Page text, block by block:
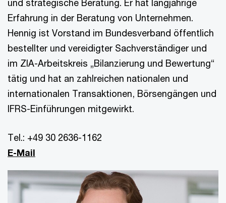
und strategische Beratung. Er hat langjährige
Erfahrung in der Beratung von Unternehmen.
Hennig ist Vorstand im Bundesverband öffentlich
bestellter und vereidigter Sachverständiger und
im ZIA-Arbeitskreis „Bilanzierung und Bewertung“
tätig und hat an zahlreichen nationalen und
internationalen Transaktionen, Börsengängen und
IFRS-Einführungen mitgewirkt.
Tel.: +49 30 2636-1162
E-Mail